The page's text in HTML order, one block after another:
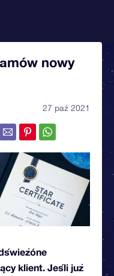
nowy
27 paź 2021
klient. Jeśli już